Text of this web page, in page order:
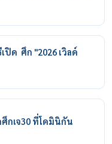
ปิด ศึก "2026 เวิลด์
กเจ30 ที่โดมินิกัน